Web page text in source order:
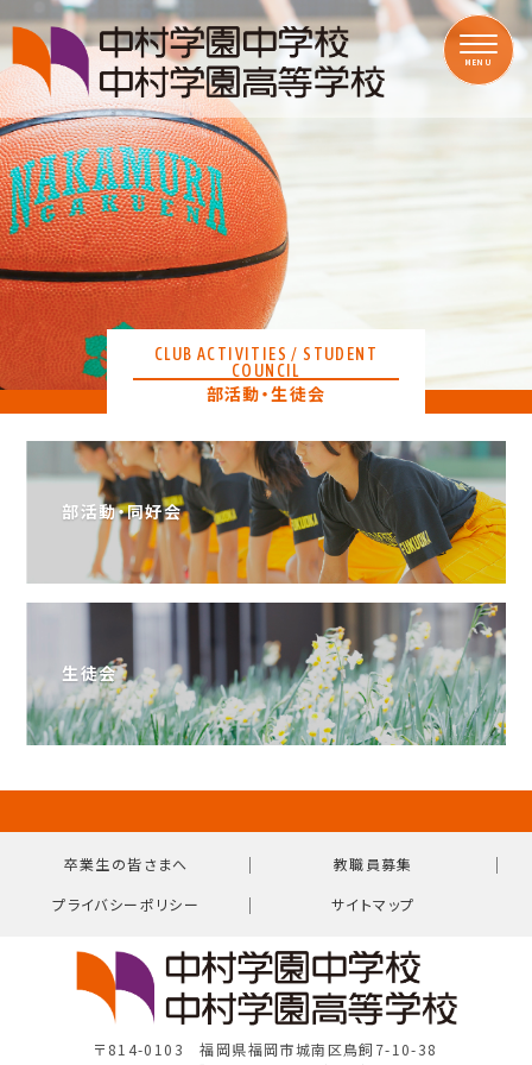
MENU
CLUB ACTIVITIES / STUDENT
COUNCIL
部活動・生徒会
部活動・同好会
生徒会
卒業生の皆さまへ ｜ 教職員募集 ｜
プライバシーポリシー ｜ サイトマップ
〒814-0103 福岡県福岡市城南区鳥飼7-10-38